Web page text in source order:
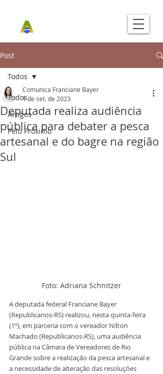
Post
Todos
Artigos
Pelo Próximo
Todos
Deputada realiza audiência
pública para debater a pesca
artesanal e do bagre na região
Sul
Comunica Franciane Bayer
1 de set. de 2023
Foto: Adriana Schnitzer
A deputada federal Franciane Bayer
(Republicanos-RS) realizou, nesta quinta-feira
(1º), em parceria com o vereador Nilton
Machado (Republicanos-RS), uma audiência
pública na Câmara de Vereadores de Rio
Grande sobre a realização da pesca artesanal e
a necessidade de alteração das resoluções